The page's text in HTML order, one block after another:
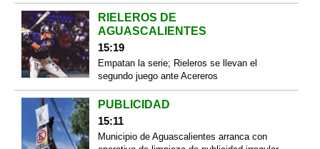
RIELEROS DE
AGUASCALIENTES
15:19
Empatan la serie; Rieleros se llevan el
segundo juego ante Acereros
PUBLICIDAD
15:11
Municipio de Aguascalientes arranca con